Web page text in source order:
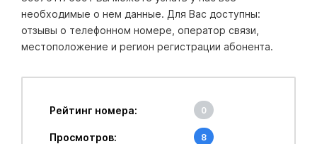
необходимые о нем данные. Для Вас доступны:
отзывы о телефонном номере, оператор связи,
местоположение и регион регистрации абонента.
Рейтинг номера: 0
Просмотров: 8